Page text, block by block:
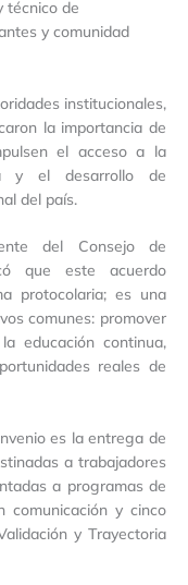
técnico de
y comunidad
institucionales,
la importancia de
el acceso a la
y el desarrollo de
del país.
del Consejo de
que este acuerdo
protocolaria; es una
comunes: promover
educación continua,
reales de
es la entrega de
a trabajadores
a programas de
comunicación y cinco
y Trayectoria